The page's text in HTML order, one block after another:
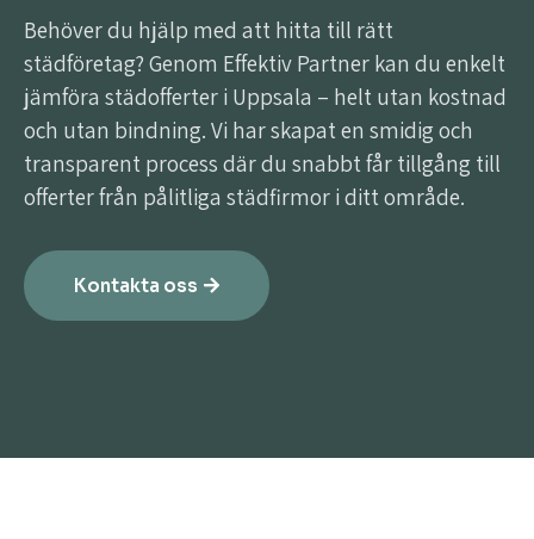
Behöver du hjälp med att hitta till rätt
städföretag? Genom Effektiv Partner kan du enkelt
jämföra städofferter i Uppsala – helt utan kostnad
och utan bindning. Vi har skapat en smidig och
transparent process där du snabbt får tillgång till
offerter från pålitliga städfirmor i ditt område.
Kontakta oss